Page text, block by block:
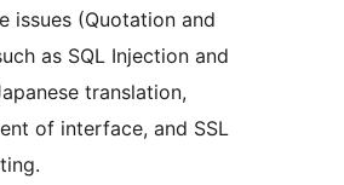
issues (Quotation and
as SQL Injection and
translation,
of interface, and SSL